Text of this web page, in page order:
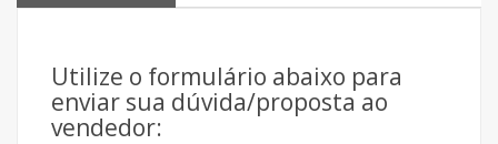
Utilize o formulário abaixo para
enviar sua dúvida/proposta ao
vendedor: